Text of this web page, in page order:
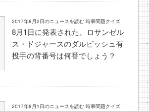
2017年8月2日のニュースを読む 時事問題クイズ
8月1日に発表された、ロサンゼル
ス・ドジャースのダルビッシュ有
投手の背番号は何番でしょう？
2017年8月1日のニュースを読む 時事問題クイズ